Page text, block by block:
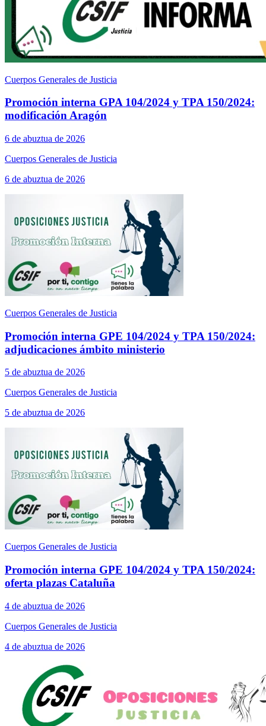
Cuerpos Generales de Justicia
Promoción interna GPA 104/2024 y TPA 150/2024:
modificación Aragón
6 de abuztua de 2026
Cuerpos Generales de Justicia
6 de abuztua de 2026
Cuerpos Generales de Justicia
Promoción interna GPE 104/2024 y TPA 150/2024:
adjudicaciones ámbito ministerio
5 de abuztua de 2026
Cuerpos Generales de Justicia
5 de abuztua de 2026
Cuerpos Generales de Justicia
Promoción interna GPE 104/2024 y TPA 150/2024:
oferta plazas Cataluña
4 de abuztua de 2026
Cuerpos Generales de Justicia
4 de abuztua de 2026